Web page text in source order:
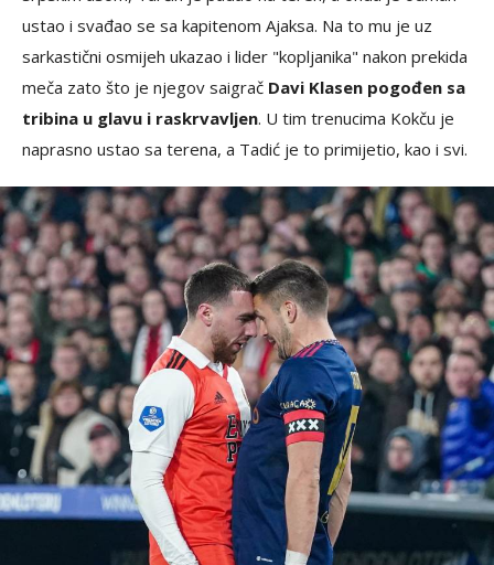
ustao i svađao se sa kapitenom Ajaksa. Na to mu je uz
sarkastični osmijeh ukazao i lider "kopljanika" nakon prekida
meča zato što je njegov saigrač Davi Klasen pogođen sa
tribina u glavu i raskrvavljen. U tim trenucima Kokču je
naprasno ustao sa terena, a Tadić je to primijetio, kao i svi.